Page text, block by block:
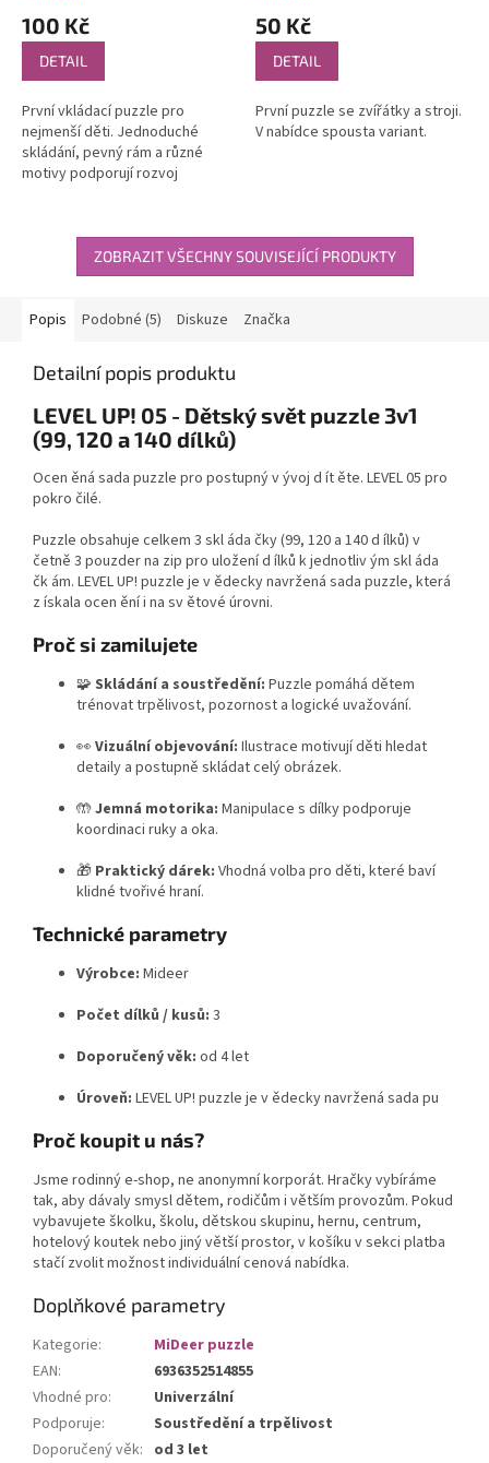
100 Kč
DETAIL
První vkládací puzzle pro
nejmenší děti. Jednoduché
skládání, pevný rám a různé
motivy podporují rozvoj
50 Kč
DETAIL
První puzzle se zvířátky a stroji.
V nabídce spousta variant.
ZOBRAZIT VŠECHNY SOUVISEJÍCÍ PRODUKTY
Popis Podobné (5) Diskuze Značka
Detailní popis produktu
LEVEL UP! 05 - Dětský svět puzzle 3v1
(99, 120 a 140 dílků)
Ocen ěná sada puzzle pro postupný v ývoj d ít ěte. LEVEL 05 pro
pokro čilé.
Puzzle obsahuje celkem 3 skl áda čky (99, 120 a 140 d ílků) v
četně 3 pouzder na zip pro uložení d ílků k jednotliv ým skl áda
čk ám. LEVEL UP! puzzle je v ědecky navržená sada puzzle, která
z ískala ocen ění i na sv ětové úrovni.
Proč si zamilujete
🧩 Skládání a soustředění: Puzzle pomáhá dětem
trénovat trpělivost, pozornost a logické uvažování.
👀 Vizuální objevování: Ilustrace motivují děti hledat
detaily a postupně skládat celý obrázek.
🤲 Jemná motorika: Manipulace s dílky podporuje
koordinaci ruky a oka.
🎁 Praktický dárek: Vhodná volba pro děti, které baví
klidné tvořivé hraní.
Technické parametry
Výrobce: Mideer
Počet dílků / kusů: 3
Doporučený věk: od 4 let
Úroveň: LEVEL UP! puzzle je v ědecky navržená sada pu
Proč koupit u nás?
Jsme rodinný e-shop, ne anonymní korporát. Hračky vybíráme
tak, aby dávaly smysl dětem, rodičům i větším provozům. Pokud
vybavujete školku, školu, dětskou skupinu, hernu, centrum,
hotelový koutek nebo jiný větší prostor, v košíku v sekci platba
stačí zvolit možnost individuální cenová nabídka.
Doplňkové parametry
Kategorie:
MiDeer puzzle
EAN:
6936352514855
Vhodné pro:
Univerzální
Podporuje:
Soustředění a trpělivost
Doporučený věk: od 3 let